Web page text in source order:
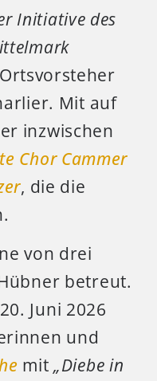
Initiative des
Mit auf
inzwischen
Chor Cammer
, die die
von drei
betreut.
Juni 2026
und
mit „Diebe in